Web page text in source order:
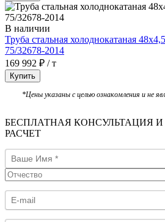
В наличии
Труба стальная холоднокатаная
75/32678-2014
169 992 ₽ / т
Купить
*Цены указаны с целью ознакомления и не
БЕСПЛАТНАЯ КОНСУЛЬТАЦИЯ
РАСЧЕТ